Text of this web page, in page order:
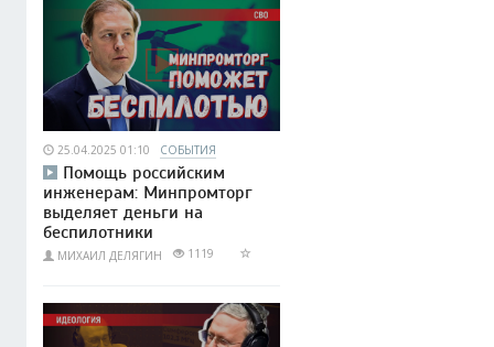
25.04.2025 01:10 СОБЫТИЯ
Помощь российским
инженерам: Минпромторг
выделяет деньги на
беспилотники
МИХАИЛ ДЕЛЯГИН 1119